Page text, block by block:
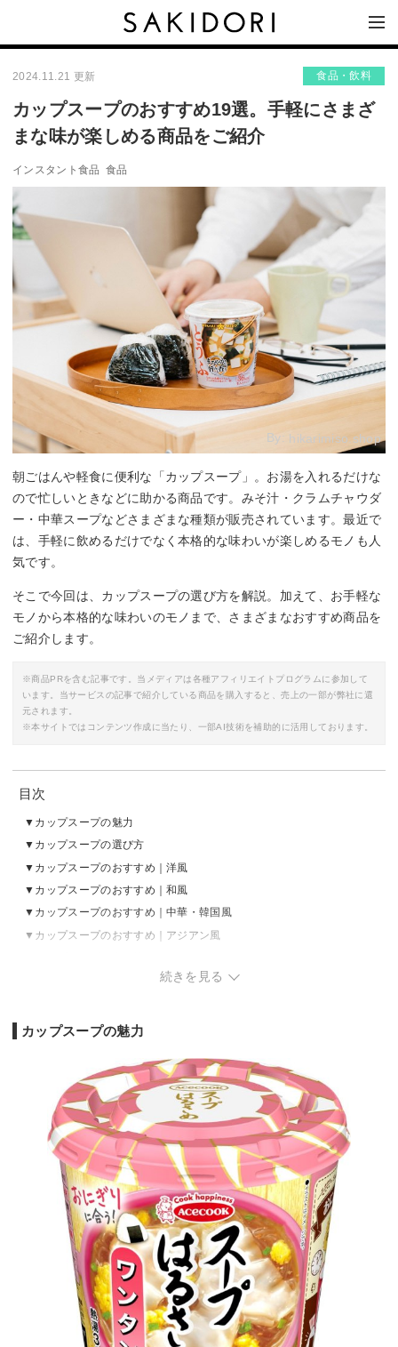
2024.11.21 更新 食品・飲料
カップスープのおすすめ19選。手軽にさまざ
まな味が楽しめる商品をご紹介
インスタント食品 食品
By: hikarimiso.shop
朝ごはんや軽食に便利な「カップスープ」。お湯を入れるだけな
ので忙しいときなどに助かる商品です。みそ汁・クラムチャウダ
ー・中華スープなどさまざまな種類が販売されています。最近で
は、手軽に飲めるだけでなく本格的な味わいが楽しめるモノも人
気です。
そこで今回は、カップスープの選び方を解説。加えて、お手軽な
モノから本格的な味わいのモノまで、さまざまなおすすめ商品を
ご紹介します。
※商品PRを含む記事です。当メディアは各種アフィリエイトプログラムに参加して
います。当サービスの記事で紹介している商品を購入すると、売上の一部が弊社に還
元されます。
※本サイトではコンテンツ作成に当たり、一部AI技術を補助的に活用しております。
目次
カップスープの魅力
カップスープの選び方
カップスープのおすすめ｜洋風
カップスープのおすすめ｜和風
カップスープのおすすめ｜中華・韓国風
カップスープのおすすめ｜アジアン風
番外編：カップスープのおすすめアレンジレシピ
続きを見る
カップスープの魅力